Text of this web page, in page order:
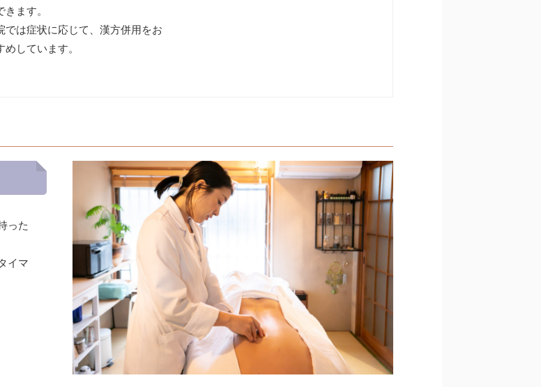
きます。
では症状に応じて、漢方併用をお
めしています。
った
イマ